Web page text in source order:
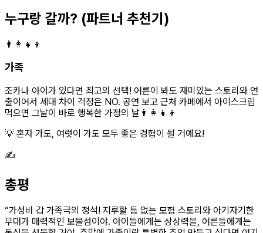
누구랑 갈까? (파트너 추천기)
👨‍👩‍👧‍👦
가족
조카나 아이가 있다면 최고의 선택! 어른이 봐도 재미있는 스토리와 연
출이어서 세대 차이 걱정은 NO. 공연 보고 근처 카페에서 아이스크림
먹으면 그날이 바로 행복한 가정의 날👨‍👩‍👧‍👦
💡 혼자 가도, 여럿이 가도 모두 좋은 경험이 될 거예요!
✍️
총평
“가성비 갑 가족극의 정석! 지루할 틈 없는 모험 스토리와 아기자기한
무대가 매력적인 보물섬이야. 아이들에게는 상상력을, 어른들에게는